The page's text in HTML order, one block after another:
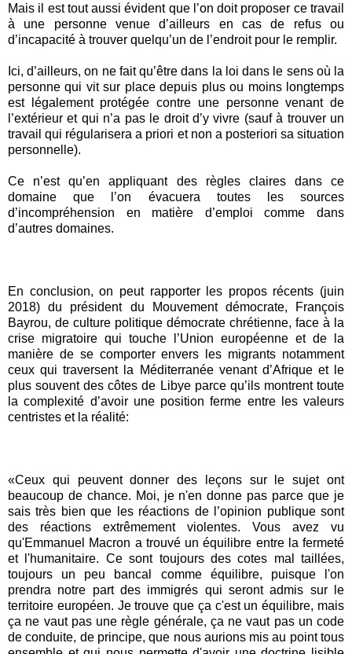
Mais il est tout aussi évident que l’on doit proposer ce travail
à une personne venue d’ailleurs en cas de refus ou
d’incapacité à trouver quelqu’un de l’endroit pour le remplir.
Ici, d’ailleurs, on ne fait qu’être dans la loi dans le sens où la
personne qui vit sur place depuis plus ou moins longtemps
est légalement protégée contre une personne venant de
l’extérieur et qui n’a pas le droit d’y vivre (sauf à trouver un
travail qui régularisera a priori et non a posteriori sa situation
personnelle).
Ce n’est qu’en appliquant des règles claires dans ce
domaine que l’on évacuera toutes les sources
d’incompréhension en matière d’emploi comme dans
d’autres domaines.
En conclusion, on peut rapporter les propos récents (juin
2018) du président du Mouvement démocrate, François
Bayrou, de culture politique démocrate chrétienne, face à la
crise migratoire qui touche l’Union européenne et de la
manière de se comporter envers les migrants notamment
ceux qui traversent la Méditerranée venant d’Afrique et le
plus souvent des côtes de Libye parce qu’ils montrent toute
la complexité d’avoir une position ferme entre les valeurs
centristes et la réalité:
«Ceux qui peuvent donner des leçons sur le sujet ont
beaucoup de chance. Moi, je n'en donne pas parce que je
sais très bien que les réactions de l’opinion publique sont
des réactions extrêmement violentes. Vous avez vu
qu'Emmanuel Macron a trouvé un équilibre entre la fermeté
et l'humanitaire. Ce sont toujours des cotes mal taillées,
toujours un peu bancal comme équilibre, puisque l'on
prendra notre part des immigrés qui seront admis sur le
territoire européen. Je trouve que ça c'est un équilibre, mais
ça ne vaut pas une règle générale, ça ne vaut pas un code
de conduite, de principe, que nous aurions mis au point tous